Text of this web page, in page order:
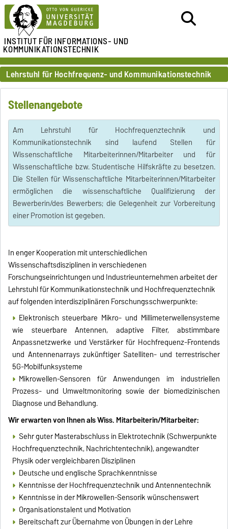
INSTITUT FÜRINFORMATIONS- UND
KOMMUNIKATIONSTECHNIK
Lehrstuhl für Hochfrequenz- und Kommunikationstechnik
Stellenangebote
Am Lehrstuhl für Hochfrequenztechnik und
Kommunikationstechnik sind laufend Stellen für
Wissenschaftliche Mitarbeiterinnen/Mitarbeiter und für
Wissenschaftliche bzw. Studentische Hilfskräfte zu besetzen.
Die Stellen für Wissenschaftliche Mitarbeiterinnen/Mitarbeiter
ermöglichen die wissenschaftliche Qualifizierung der
Bewerberin/des Bewerbers; die Gelegenheit zur Vorbereitung
einer Promotion ist gegeben.
In enger Kooperation mit unterschiedlichen
Wissenschaftsdisziplinen in verschiedenen
Forschungseinrichtungen und Industrieunternehmen arbeitet der
Lehrstuhl für Kommunikationstechnik und Hochfrequenztechnik
auf folgenden interdisziplinären Forschungsschwerpunkte:
Elektronisch steuerbare Mikro- und Millimeterwellensysteme
wie steuerbare Antennen, adaptive Filter, abstimmbare
Anpassnetzwerke und Verstärker für Hochfrequenz-Frontends
und Antennenarrays zukünftiger Satelliten- und terrestrischer
5G-Mobilfunksysteme
Mikrowellen-Sensoren für Anwendungen im industriellen
Prozess- und Umweltmonitoring sowie der biomedizinischen
Diagnose und Behandlung.
Wir erwarten von Ihnen als Wiss. Mitarbeiterin/Mitarbeiter:
Sehr guter Masterabschluss in Elektrotechnik (Schwerpunkte
Hochfrequenztechnik, Nachrichtentechnik), angewandter
Physik oder vergleichbaren Disziplinen
Deutsche und englische Sprachkenntnisse
Kenntnisse der Hochfrequenztechnik und Antennentechnik
Kenntnisse in der Mikrowellen-Sensorik wünschenswert
Organisationstalent und Motivation
Bereitschaft zur Übernahme von Übungen in der Lehre